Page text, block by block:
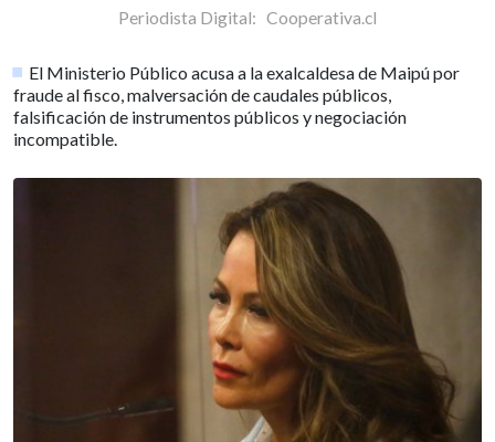
Periodista Digital: Cooperativa.cl
El Ministerio Público acusa a la exalcaldesa de Maipú por
fraude al fisco, malversación de caudales públicos,
falsificación de instrumentos públicos y negociación
incompatible.